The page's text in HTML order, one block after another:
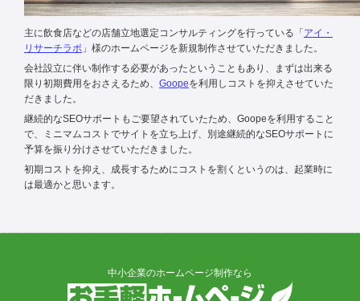
主に飲食店などの店舗立地選定コンサルティングを行っている「アイ・
リサーチラボ 」様のホームページを新規制作させていただきました。
会社設立に伴い制作する必要があったということもあり、まずは出来る
限り初期費用をおさえるため、 Goopeを利用しコストを抑えさせていた
だきました。
継続的なSEOサポートもご要望されていたため、Goopeを利用すること
で、ミニマムコストでサイトを立ち上げ、別途継続的なSEOサポートに
予算を振り分けさせていただきました。
初期コストを抑え、成長するためにコストを割くというのは、起業時に
は最適かと思います。
中小企業のホームページ制作なら